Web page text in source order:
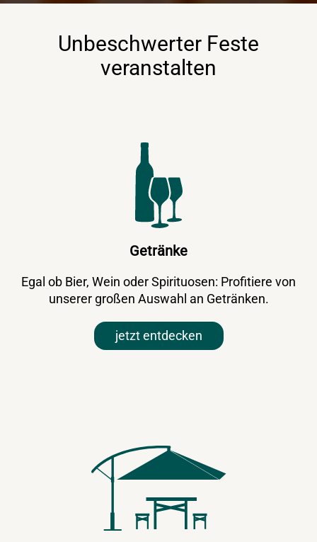
Unbeschwerter Feste
veranstalten
Getränke
Egal ob Bier, Wein oder Spirituosen: Profitiere von
unserer großen Auswahl an Getränken.
jetzt entdecken